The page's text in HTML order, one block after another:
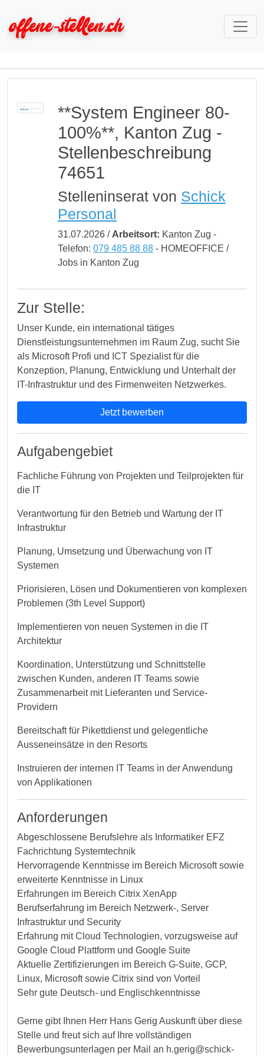
**System Engineer 80-
100%**, Kanton Zug -
Stellenbeschreibung
74651
Stelleninserat von Schick
Personal
31.07.2026 / Arbeitsort: Kanton Zug -
Telefon: 079 485 88 88- HOMEOFFICE /
Jobs in Kanton Zug
Zur Stelle:
Unser Kunde, ein international tätiges
Dienstleistungsunternehmen im Raum Zug, sucht Sie
als Microsoft Profi und ICT Spezialist für die
Konzeption, Planung, Entwicklung und Unterhalt der
IT-Infrastruktur und des Firmenweiten Netzwerkes.
Jetzt bewerben
Aufgabengebiet
Fachliche Führung von Projekten und Teilprojekten für
die IT
Verantwortung für den Betrieb und Wartung der IT
Infrastruktur
Planung, Umsetzung und Überwachung von IT
Systemen
Priorisieren, Lösen und Dokumentieren von komplexen
Problemen (3th Level Support)
Implementieren von neuen Systemen in die IT
Architektur
Koordination, Unterstützung und Schnittstelle
zwischen Kunden, anderen IT Teams sowie
Zusammenarbeit mit Lieferanten und Service-
Providern
Bereitschaft für Pikettdienst und gelegentliche
Ausseneinsätze in den Resorts
Instruieren der internen IT Teams in der Anwendung
von Applikationen
Anforderungen
Abgeschlossene Berufslehre als Informatiker EFZ
Fachrichtung Systemtechnik
Hervorragende Kenntnisse im Bereich Microsoft sowie
erweiterte Kenntnisse in Linux
Erfahrungen im Bereich Citrix XenApp
Berufserfahrung im Bereich Netzwerk-, Server
Infrastruktur und Security
Erfahrung mit Cloud Technologien, vorzugsweise auf
Google Cloud Plattform und Google Suite
Aktuelle Zertifizierungen im Bereich G-Suite, GCP,
Linux, Microsoft sowie Citrix sind von Vorteil
Sehr gute Deutsch- und Englischkenntnisse
Gerne gibt Ihnen Herr Hans Gerig Auskunft über diese
Stelle und freut sich auf Ihre vollständigen
Bewerbungsunterlagen per Mail an h.gerig@schick-